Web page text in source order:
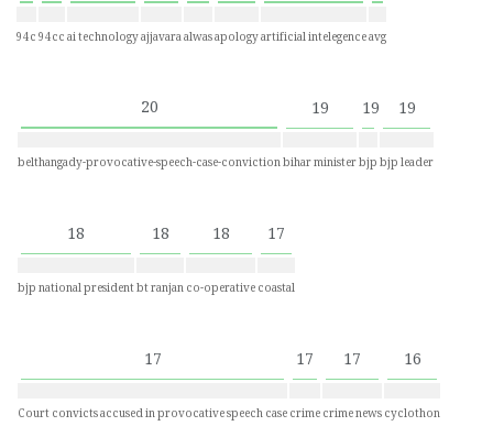
94c94ccai technologyajjavaraalwasapologyartificial intelegenceavg
20
belthangady-provocative-speech-case-conviction
19
bihar minister
19
bjp
19
bjp leader
18
bjp national president
18
bt ranjan
18
co-operative
17
coastal
17
Court convicts accused in provocative speech case
17
crime
17
crime news
16
cyclothon